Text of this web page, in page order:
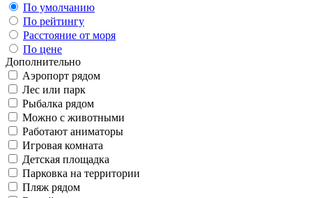
По умолчанию
По рейтингу
Расстояние от моря
По цене
Дополнительно
Аэропорт рядом
Лес или парк
Рыбалка рядом
Можно с животными
Работают аниматоры
Игровая комната
Детская площадка
Парковка на территории
Пляж рядом